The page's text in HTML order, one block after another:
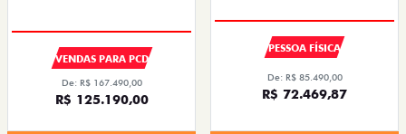
VENDAS PARA PCD
De: R$ 167.490,00
R$ 125.190,00
PESSOA FÍSICA
De: R$ 85.490,00
R$ 72.469,87